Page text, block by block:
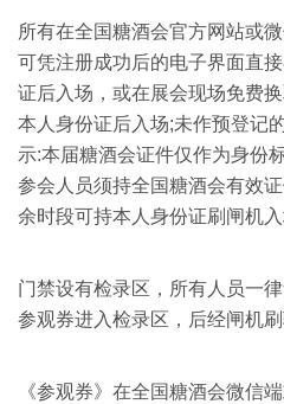
所有在全国糖酒会官方网站或
可凭注册成功后的电子界面直
证后入场，或在展会现场免费
本人身份证后入场;未作预登记
示:本届糖酒会证件仅作为身份
参会人员须持全国糖酒会有效
余时段可持本人身份证刷闸机入
门禁设有检录区，所有人员一
参观券进入检录区，后经闸机刷
《参观券》在全国糖酒会微信